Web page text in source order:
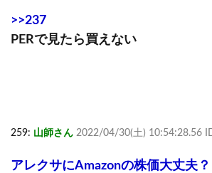
>>237
PERで見たら買えない
259: 山師さん 2022/04/30(土) 10:54:28.56
アレクサにAmazonの株価大丈夫